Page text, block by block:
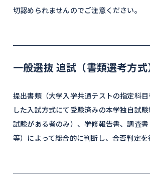
切認められませんのでご注意ください。
一般選抜 追試（書類選考方
提出書類（大学入学共通テストの指定科
した入試方式にて受験済みの本学独自試
試験がある者のみ）、学修報告書、調査書
等）によって総合的に判断し、合否判定を